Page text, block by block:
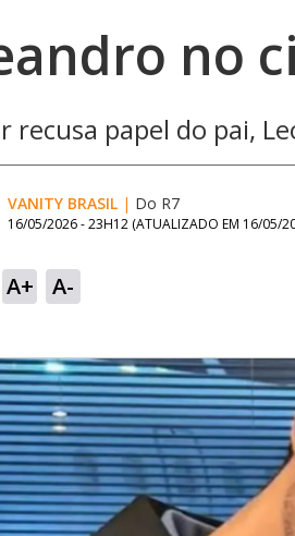
no
recusa papel do pai,
VANITY BRASIL | Do R7
16/05/2026 - 23H12 (ATUALIZADO EM 16/05/
A+ A-